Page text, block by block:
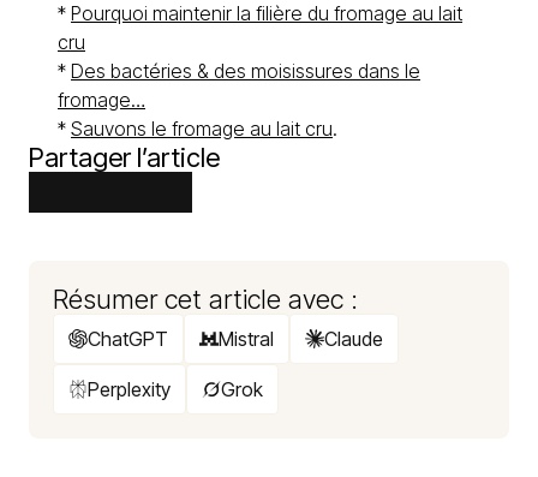
* Pourquoi maintenir la filière du fromage au lait
cru
* Des bactéries & des moisissures dans le
fromage…
* Sauvons le fromage au lait cru.
Partager l’article
Résumer cet article avec :
ChatGPT Mistral Claude
Perplexity Grok